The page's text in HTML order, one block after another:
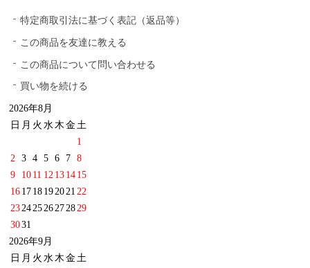
特定商取引法に基づく表記（返品等）
この商品を友達に教える
この商品について問い合わせる
買い物を続ける
2026年8月
日 月 火 水木 金 土
1
2
3 4 5 6 7
8
9
10 11 12 13 14 15
16 17 18 192021 22
23242526272829
3031
2026年9月
日 月 火 水木 金 土